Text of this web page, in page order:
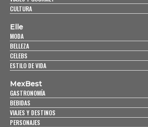
CULTURA
Elle
MODA
BELLEZA
CELEBS
ESTILO DE VIDA
MexBest
GASTRONOMÍA
BEBIDAS
VIAJES Y DESTINOS
PERSONAJES